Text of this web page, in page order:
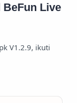
BeFun Live
V1.2.9, ikuti